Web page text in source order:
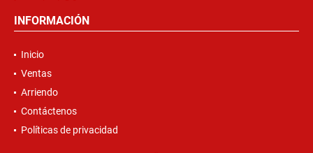
INFORMACIÓN
Inicio
Ventas
Arriendo
Contáctenos
Políticas de privacidad